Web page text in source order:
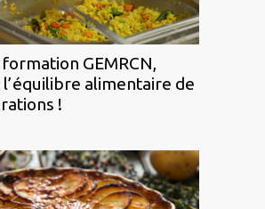
GEMRCN,
alimentaire de
!